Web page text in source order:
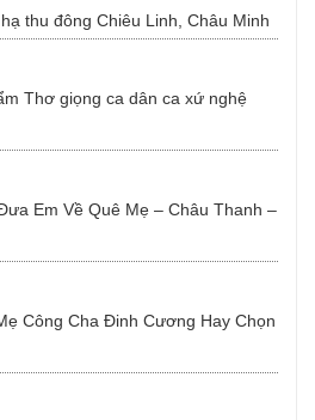
thu đông Chiêu Linh, Châu Minh
Thơ giọng ca dân ca xứ nghệ
Em Về Quê Mẹ – Châu Thanh –
Công Cha Đinh Cương Hay Chọn